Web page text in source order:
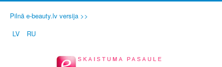
Pilnā e-beauty.lv versija >>
LV
RU